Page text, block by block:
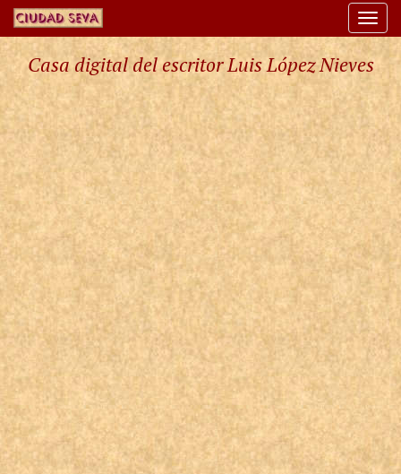
Casa digital del escritor Luis López Nieves